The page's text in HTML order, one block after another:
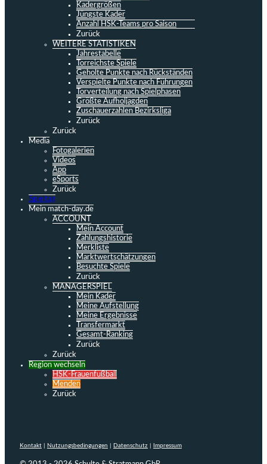
Kadergrößen
Jüngste Kader
Anzahl HSK-Teams pro Saison
Zurück
WEITERE STATISTIKEN
Jahrestabelle
Torreichste Spiele
Geholte Punkte nach Rückständen
Verspielte Punkte nach Führungen
Torverteilung nach Spielphasen
Größte Aufholjagden
Zuschauerzahlen Bezirksliga
Zurück
Zurück
Media
Fotogalerien
Videos
App
eSports
Zurück
Spieltag
Mein match-day.de
ACCOUNT
Mein Account
Zahlungshistorie
Merkliste
Marktwertschätzungen
Besuchte Spiele
Zurück
MANAGERSPIEL
Mein Kader
Meine Aufstellung
Meine Ergebnisse
Transfermarkt
Gesamt-Ranking
Zurück
Zurück
Region wechseln
HSK-Frauenfußball
Menden
Zurück
Kontakt Nutzungsbedingungen Datenschutz Impressum